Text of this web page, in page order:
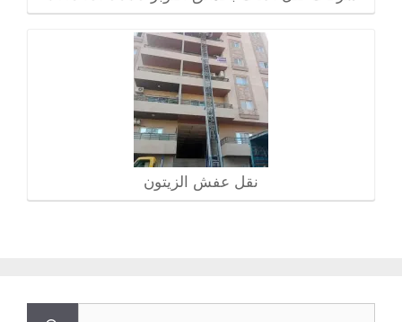
نقل عفش الزيتون